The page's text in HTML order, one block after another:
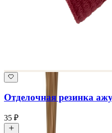
Отделочная резинка
35 ₽